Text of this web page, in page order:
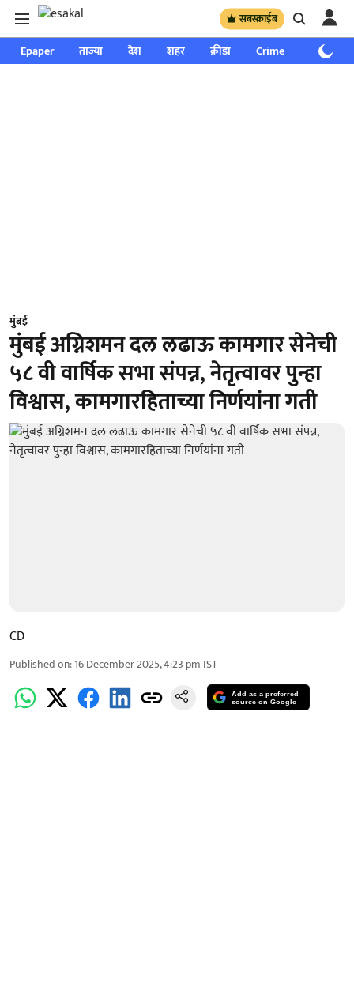
सबस्क्राईब
Epaper ताज्या देश शहर क्रीडा Crime साप्ताहिक
मुंबई
मुंबई अग्निशमन दल लढाऊ कामगार सेनेची
५८ वी वार्षिक सभा संपन्न, नेतृत्वावर पुन्हा
विश्वास, कामगारहिताच्या निर्णयांना गती
CD
Published on:16 December 2025, 4:23 pm IST
Add as a preferred
source on Google